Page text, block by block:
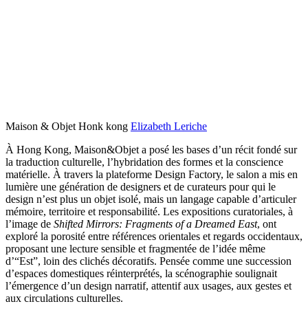
Maison & Objet Honk kong Elizabeth Leriche
À Hong Kong, Maison&Objet a posé les bases d’un récit fondé sur
la traduction culturelle, l’hybridation des formes et la conscience
matérielle. À travers la plateforme Design Factory, le salon a mis en
lumière une génération de designers et de curateurs pour qui le
design n’est plus un objet isolé, mais un langage capable d’articuler
mémoire, territoire et responsabilité. Les expositions curatoriales, à
l’image de Shifted Mirrors: Fragments of a Dreamed East, ont
exploré la porosité entre références orientales et regards occidentaux,
proposant une lecture sensible et fragmentée de l’idée même
d’“Est”, loin des clichés décoratifs. Pensée comme une succession
d’espaces domestiques réinterprétés, la scénographie soulignait
l’émergence d’un design narratif, attentif aux usages, aux gestes et
aux circulations culturelles.